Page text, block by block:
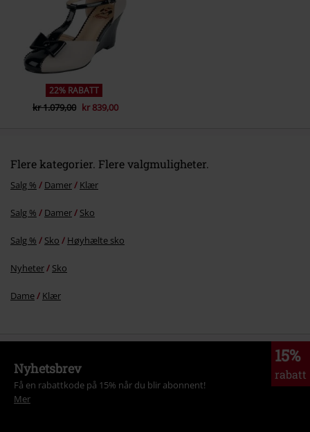
22% RABATT
kr 1.079,00 kr 839,00
Flere kategorier. Flere valgmuligheter.
Salg % Damer Klær
Salg % Damer Sko
Salg % Sko Høyhælte sko
Nyheter Sko
Dame Klær
15%
rabatt
Nyhetsbrev
Få en rabattkode på 15% når du blir abonnent!
Mer